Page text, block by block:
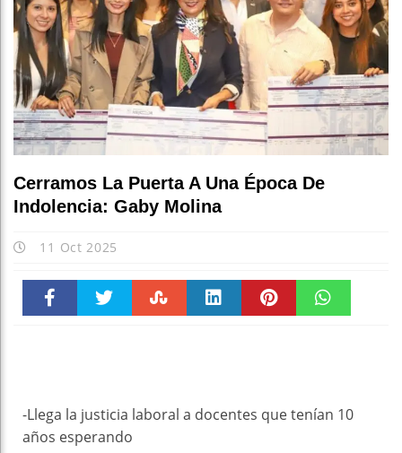
Cerramos La Puerta A Una Época De
Indolencia: Gaby Molina
11 Oct 2025
-Llega la justicia laboral a docentes que tenían 10
años esperando